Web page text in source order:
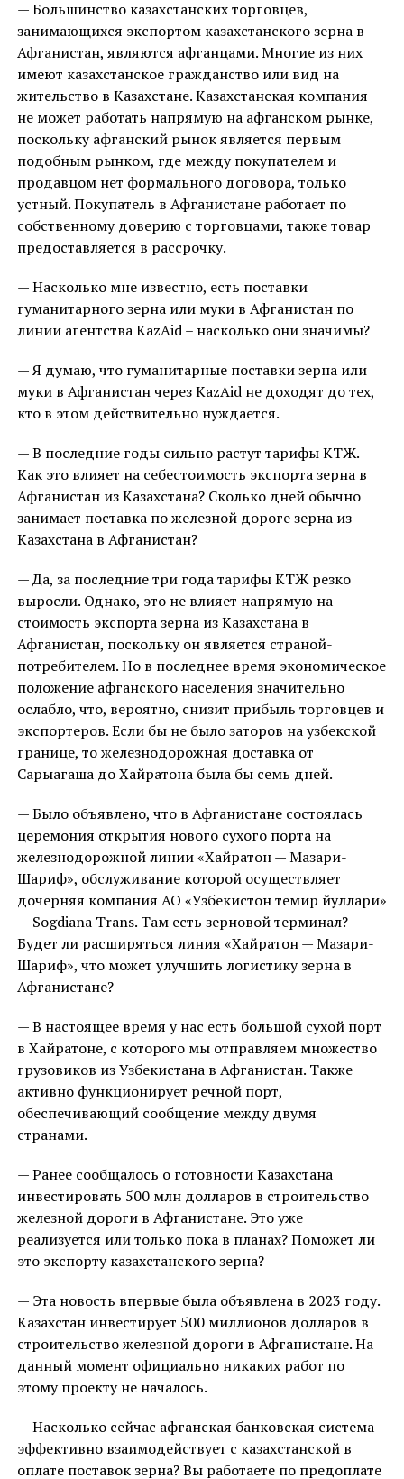
— Большинство казахстанских торговцев,
занимающихся экспортом казахстанского зерна в
Афганистан, являются афганцами. Многие из них
имеют казахстанское гражданство или вид на
жительство в Казахстане. Казахстанская компания
не может работать напрямую на афганском рынке,
поскольку афганский рынок является первым
подобным рынком, где между покупателем и
продавцом нет формального договора, только
устный. Покупатель в Афганистане работает по
собственному доверию с торговцами, также товар
предоставляется в рассрочку.
— Насколько мне известно, есть поставки
гуманитарного зерна или муки в Афганистан по
линии агентства KazAid – насколько они значимы?
— Я думаю, что гуманитарные поставки зерна или
муки в Афганистан через KazAid не доходят до тех,
кто в этом действительно нуждается.
— В последние годы сильно растут тарифы КТЖ.
Как это влияет на себестоимость экспорта зерна в
Афганистан из Казахстана? Сколько дней обычно
занимает поставка по железной дороге зерна из
Казахстана в Афганистан?
— Да, за последние три года тарифы КТЖ резко
выросли. Однако, это не влияет напрямую на
стоимость экспорта зерна из Казахстана в
Афганистан, поскольку он является страной-
потребителем. Но в последнее время экономическое
положение афганского населения значительно
ослабло, что, вероятно, снизит прибыль торговцев и
экспортеров. Если бы не было заторов на узбекской
границе, то железнодорожная доставка от
Сарыагаша до Хайратона была бы семь дней.
— Было объявлено, что в Афганистане состоялась
церемония открытия нового сухого порта на
железнодорожной линии «Хайратон — Мазари-
Шариф», обслуживание которой осуществляет
дочерняя компания АО «Узбекистон темир йуллари»
— Sogdiana Trans. Там есть зерновой терминал?
Будет ли расширяться линия «Хайратон — Мазари-
Шариф», что может улучшить логистику зерна в
Афганистане?
— В настоящее время у нас есть большой сухой порт
в Хайратоне, с которого мы отправляем множество
грузовиков из Узбекистана в Афганистан. Также
активно функционирует речной порт,
обеспечивающий сообщение между двумя
странами.
— Ранее сообщалось о готовности Казахстана
инвестировать 500 млн долларов в строительство
железной дороги в Афганистане. Это уже
реализуется или только пока в планах? Поможет ли
это экспорту казахстанского зерна?
— Эта новость впервые была объявлена ​​в 2023 году.
Казахстан инвестирует 500 миллионов долларов в
строительство железной дороги в Афганистане. На
данный момент официально никаких работ по
этому проекту не началось.
— Насколько сейчас афганская банковская система
эффективно взаимодействует с казахстанской в
оплате поставок зерна? Вы работаете по предоплате